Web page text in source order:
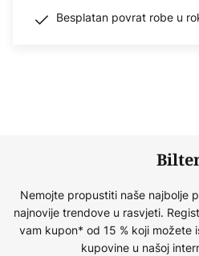
Besplatan povrat robe u
Nemojte propustiti naše najbolje
najnovije trendove u rasvjeti.
vam kupon* od 15 % koji možete
kupovine u našoj